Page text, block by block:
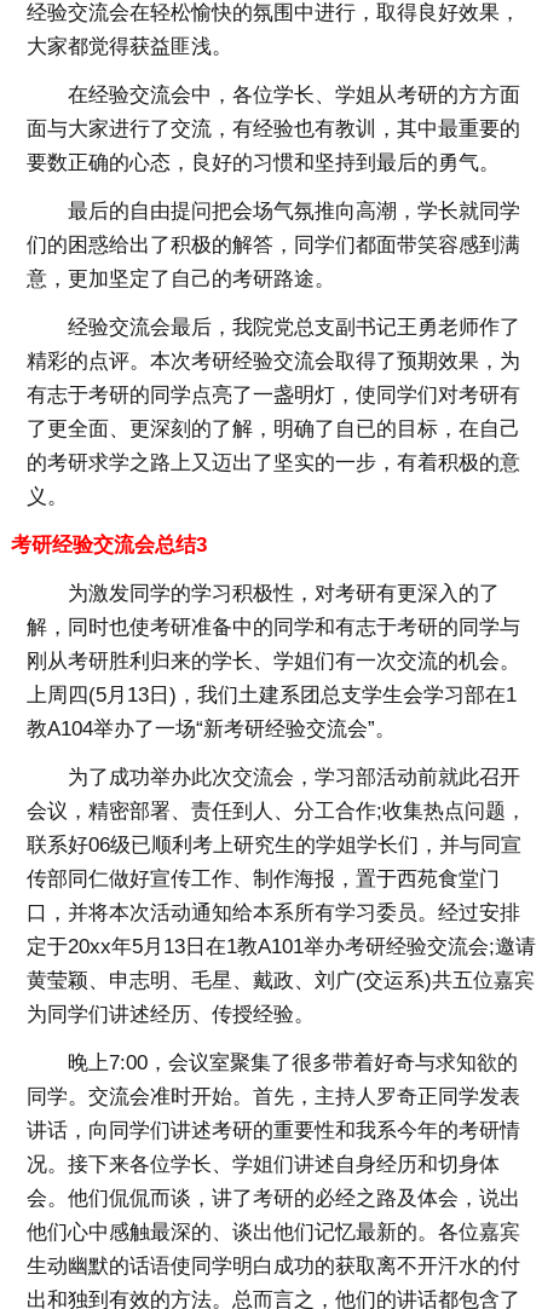
经验交流会在轻松愉快的氛围中进行，取得良好效果，
大家都觉得获益匪浅。
在经验交流会中，各位学长、学姐从考研的方方面
面与大家进行了交流，有经验也有教训，其中最重要的
要数正确的心态，良好的习惯和坚持到最后的勇气。
最后的自由提问把会场气氛推向高潮，学长就同学
们的困惑给出了积极的解答，同学们都面带笑容感到满
意，更加坚定了自己的考研路途。
经验交流会最后，我院党总支副书记王勇老师作了
精彩的点评。本次考研经验交流会取得了预期效果，为
有志于考研的同学点亮了一盏明灯，使同学们对考研有
了更全面、更深刻的了解，明确了自已的目标，在自己
的考研求学之路上又迈出了坚实的一步，有着积极的意
义。
考研经验交流会总结3
为激发同学的学习积极性，对考研有更深入的了
解，同时也使考研准备中的同学和有志于考研的同学与
刚从考研胜利归来的学长、学姐们有一次交流的机会。
上周四(5月13日)，我们土建系团总支学生会学习部在1
教A104举办了一场“新考研经验交流会”。
为了成功举办此次交流会，学习部活动前就此召开
会议，精密部署、责任到人、分工合作;收集热点问题，
联系好06级已顺利考上研究生的学姐学长们，并与同宣
传部同仁做好宣传工作、制作海报，置于西苑食堂门
口，并将本次活动通知给本系所有学习委员。经过安排
定于20xx年5月13日在1教A101举办考研经验交流会;邀请
黄莹颖、申志明、毛星、戴政、刘广(交运系)共五位嘉宾
为同学们讲述经历、传授经验。
晚上7:00，会议室聚集了很多带着好奇与求知欲的
同学。交流会准时开始。首先，主持人罗奇正同学发表
讲话，向同学们讲述考研的重要性和我系今年的考研情
况。接下来各位学长、学姐们讲述自身经历和切身体
会。他们侃侃而谈，讲了考研的必经之路及体会，说出
他们心中感触最深的、谈出他们记忆最新的。各位嘉宾
生动幽默的话语使同学明白成功的获取离不开汗水的付
出和独到有效的方法。总而言之，他们的讲话都包含了